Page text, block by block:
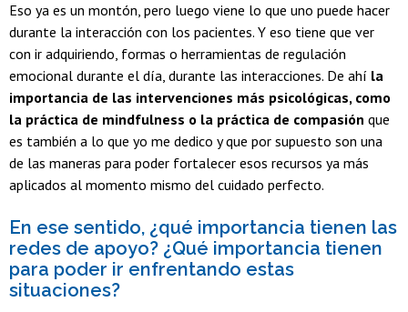
Eso ya es un montón, pero luego viene lo que uno puede hacer
durante la interacción con los pacientes. Y eso tiene que ver
con ir adquiriendo, formas o herramientas de regulación
emocional durante el día, durante las interacciones. De ahí la
importancia de las intervenciones más psicológicas, como
la práctica de mindfulness o la práctica de compasión que
es también a lo que yo me dedico y que por supuesto son una
de las maneras para poder fortalecer esos recursos ya más
aplicados al momento mismo del cuidado perfecto.
En ese sentido, ¿qué importancia tienen las
redes de apoyo? ¿Qué importancia tienen
para poder ir enfrentando estas
situaciones?